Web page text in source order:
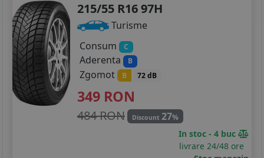
215/55 R16 97H
Turisme
Consum
C
Aderenta B
Zgomot B 72 dB
349 RON
484 RON Discount 27%
In stoc - 4 buc
livrare 24/48 ore